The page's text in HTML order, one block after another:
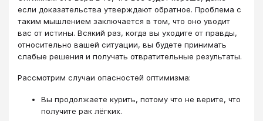
если доказательства утверждают обратное. Проблема с
таким мышлением заключается в том, что оно уводит
вас от истины. Всякий раз, когда вы уходите от правды,
относительно вашей ситуации, вы будете принимать
слабые решения и получать отвратительные результаты.
Рассмотрим случаи опасностей оптимизма:
Вы продолжаете курить, потому что не верите, что
получите рак лёгких.